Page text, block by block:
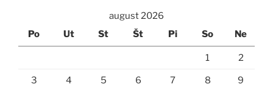
august 2026
Po
Ut St Št Pi So Ne
1 2
3 4 5 6 7 8 9